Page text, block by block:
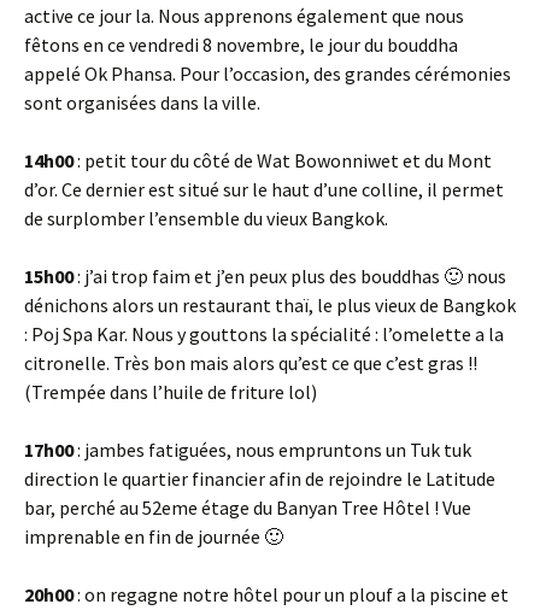
active ce jour la. Nous apprenons également que nous
fêtons en ce vendredi 8 novembre, le jour du bouddha
appelé Ok Phansa. Pour l’occasion, des grandes cérémonies
sont organisées dans la ville.
14h00: petit tour du côté de Wat Bowonniwet et du Mont
d’or. Ce dernier est situé sur le haut d’une colline, il permet
de surplomber l’ensemble du vieux Bangkok.
15h00: j’ai trop faim et j’en peux plus des bouddhas 🙂 nous
dénichons alors un restaurant thaï, le plus vieux de Bangkok
: Poj Spa Kar. Nous y gouttons la spécialité : l’omelette a la
citronelle. Très bon mais alors qu’est ce que c’est gras !!
(Trempée dans l’huile de friture lol)
17h00: jambes fatiguées, nous empruntons un Tuk tuk
direction le quartier financier afin de rejoindre le Latitude
bar, perché au 52eme étage du Banyan Tree Hôtel ! Vue
imprenable en fin de journée 🙂
20h00: on regagne notre hôtel pour un plouf a la piscine et